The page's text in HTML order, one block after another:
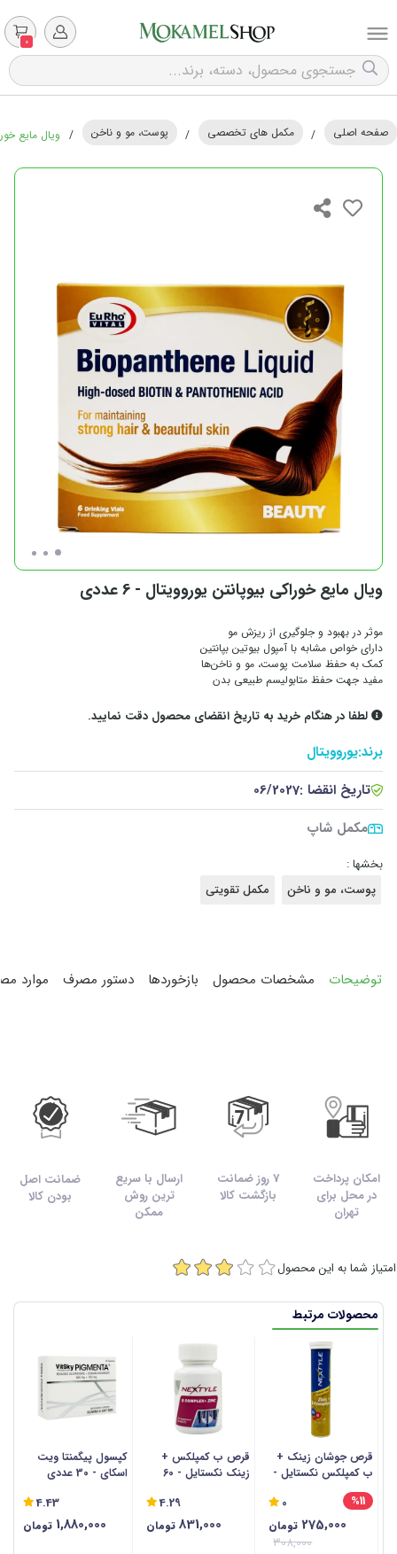
0
صفحه اصلی / مکمل های تخصصی / پوست، مو و ناخن / ویال مایع
ویال مایع خوراکی بیوپانتن یوروویتال - 6 عددی
موثر در بهبود و جلوگیری از ریزش مو
دارای خواص مشابه با آمپول بیوتین بپانتین
کمک به حفظ سلامت پوست، مو و ناخن‌ها
مفید جهت حفظ متابولیسم طبیعی بدن
لطفا در هنگام خرید به تاریخ انقضای محصول دقت نمایید.
برند:یوروویتال
تاریخ انقضا :06/2027
مکمل شاپ
بخشها :
پوست، مو و ناخن
مکمل تقویتی
توضیحات مشخصات محصول بازخوردها دستور مصرف موارد
امکان پرداخت
در محل برای
تهران
7 روز ضمانت
بازگشت کالا
ارسال با سریع
ترین روش
ممکن
ضمانت اصل
بودن کالا
امتیاز شما به این محصول
محصولات مرتبط
قرص جوشان زینک +
ب کمپلکس نکستایل -
20 عددی
0 %11
275,000 تومان
308,000
قرص ب کمپلکس +
زینک نکستایل - 60
4.29
831,000 تومان
کپسول پیگمنتا ویت
اسکای - 30 عددی
4.43
1,880,000 تومان